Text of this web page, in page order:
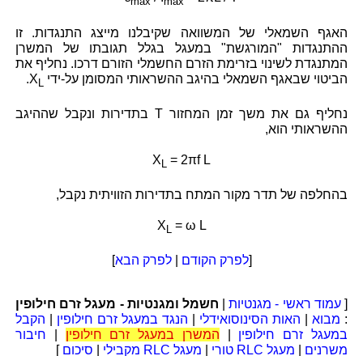
האגף השמאלי של המשוואה שקיבלנו מייצג התנגדות. זו
ההתנגדות "המורגשת" במעגל בגלל תגובתו של המשרן
המתנגדת לשינוי בזרימת הזרם החשמלי הזורם דרכו. נחליף את
הביטוי שבאגף השמאלי בהיגב ההשראותי המסומן על-ידי
XL
.
נחליף גם את משך זמן המחזור T בתדירות ונקבל שההיגב
ההשראותי הוא,
X = 2πf L
בהחלפה של תדר מקור המתח בתדירות הזוויתית נקבל,
X L = ω L
[לפרק הקודם |לפרק הבא]
[עמוד ראשי - מגנטיות| חשמל ומגנטיות - מעגל זרם חילופין
: מבוא האות הסינוסואידלי הנגד במעגל זרם חילופין
הקבל
במעגל זרם חילופין
המשרן במעגל זרם חילופין
חיבור
משרנים
מעגל RLC טורי מעגל RLC מקבילי סיכום ]